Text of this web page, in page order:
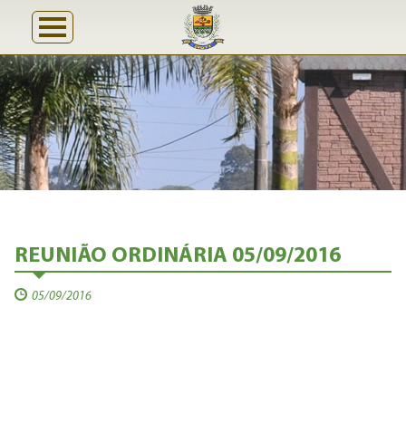
REUNIÃO ORDINÁRIA 05/09/2016
05/09/2016